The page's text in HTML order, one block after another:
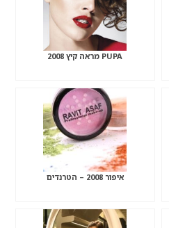
PUPA מראה קיץ 2008
איפור 2008 – הטרנדים